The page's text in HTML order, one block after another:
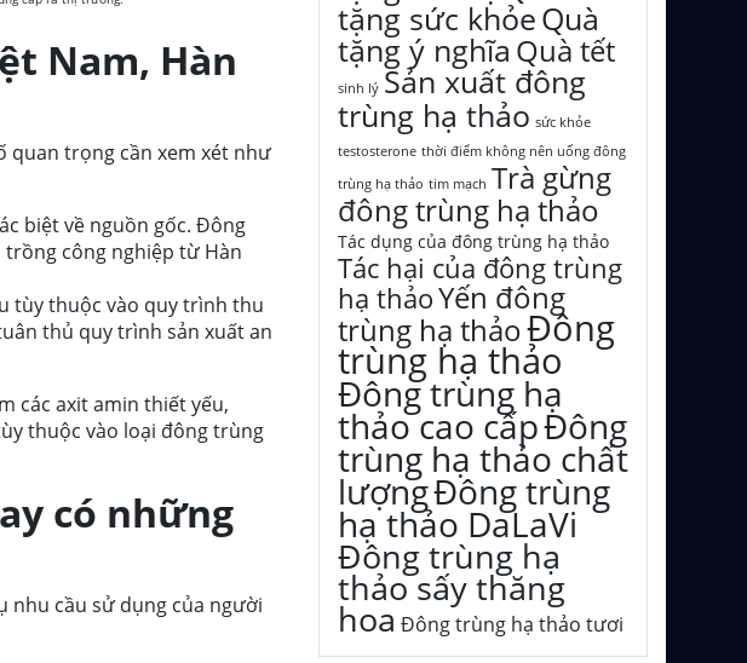
Nam, Hàn
quan trọng cần xem xét như
biệt về nguồn gốc. Đông
công nghiệp từ Hàn
tùy thuộc vào quy trình thu
thủ quy trình sản xuất an
các axit amin thiết yếu,
thuộc vào loại đông trùng
có những
nhu cầu sử dụng của người
tặng sức khỏeQuà
tặng ý nghĩa Quà tết
sinh lý Sản xuất đông
trùng hạ thảo sức khỏe
testosterone thời điểm không nên uống đông
trùng hạ thảo tim mạch Trà gừng
đông trùng hạ thảo
Tác dụng của đông trùng hạ thảo
Tác hại của đông trùng
hạ thảoYến đông
trùng hạ thảoĐông
trùng hạ thảo
Đông trùng hạ
thảo cao cấpĐông
trùng hạ thảo chất
lượngĐông trùng
hạ thảo DaLaVi
Đông trùng hạ
thảo sấy thăng
hoa Đông trùng hạ thảo tươi